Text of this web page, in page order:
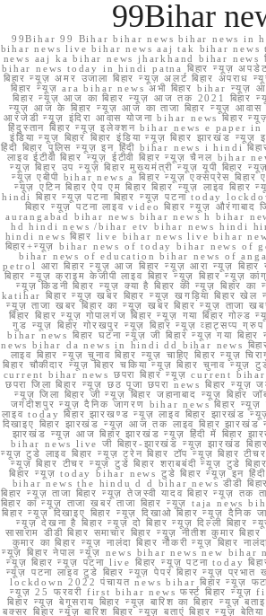
99Bihar
99Bihar 99 Bihar bihar news bihar news in
bihar news live bihar news aaj tak bihar
news aaj ka bihar news jharkhand bihar news
bihar news today in hindi patna बिहार न्यूज़ अपडेट
बिहार न्यूज़ अमर उजाला बिहार न्यूज़ अलर्ट बिहार
बिहार न्यूज़ ara bihar news अभी बिहार bihar
बिहार न्यूज़ आज का बिहार न्यूज़ आज तक 2021 बिहार
न्यूज़ आज के बिहार न्यूज़ आज का ताजा बिहार न्यूज़ आवास
आरजेडी न्यूज़ इंदिरा आवास योजना bihar news बिहार न्यूज़
हिंदुस्तान बिहार न्यूज़ इलेक्शन bihar news e paper
इंडिया न्यूज़ बिहार बिहार इंडिया न्यूज़ बिहार झारखंड न्यूज़
हिंदी बिहार पुलिस न्यूज़ इन हिंदी bihar news i hindi बिहार
लाइव ईटीवी बिहार न्यूज़ ईटीवी बिहार न्यूज़ चैनल bihar
न्यूज़ बिहार उप न्यूज़ बिहार मुख्यमंत्री न्यूज़ यूपी बिहार न्यूज़
न्यूज़ एबीपी bihar news a बिहार न्यूज़ एक्सप्रेस
न्यूज़ एटिन बिहार ऐप एम बिहार बिहार न्यूज़ लाइव
hindi बिहार न्यूज़ पटना बिहार न्यूज़ पटना today
बिहार न्यूज़ पटना लाइव video बिहार न्यूज़ औरंगाबाद
aurangabad bihar news bihar news h bihar
hd hindi news /bihar etv bihar news hindi
hindi news बिहार live bihar news live bihar
बिहार+न्यूज़ bihar news of today bihar news of
bihar news of education bihar news of
petrol आरा बिहार न्यूज़ आज बिहार न्यूज़ आरा न्यूज़
बिहार न्यूज़ क्राइम केजीपी लाइव बिहार न्यूज़ बिहार न्यूज़
न्यूज़ किडनी बिहार न्यूज़ क्या है बिहार की न्यूज़ बिहार
katihar बिहार न्यूज़ खबर बिहार न्यूज़ खगड़िया बिहार खेल
न्यूज़ ताजा खबर बिहार का न्यूज़ खबर बिहार न्यूज़ ताजा
बिहार बिहार न्यूज़ गोपालगंज बिहार न्यूज़ गया बिहार गोल्ड
गुड न्यूज़ बिहार गोरखपुर न्यूज़ बिहार न्यूज़ व्हाट्सप्प
bihar news बिहार घटना न्यूज़ जी बिहार न्यूज़ गया
news bihar da news in hindi dd bihar news
लाइव बिहार न्यूज़ चुनाव बिहार न्यूज़ चाहिए बिहार न्यूज़
बिहार चौकीदार न्यूज़ बिहार चकिया न्यूज़ बिहार चुनाव न्यूज़
current bihar news छपरा बिहार न्यूज़ current
छपरा जिला बिहार न्यूज़ छठ पूजा छपरा news बिहार न्यूज़
न्यूज़ जिला बिहार जी न्यूज़ बिहार जहानाबाद न्यूज़ बिहार
जगदीशपुर न्यूज़ दैनिक जागरण bihar news बिहार न्यूज़
लाइव today बिहार झारखण्ड न्यूज़ लाइव बिहार झारखंड
दिखाइए बिहार झारखंड न्यूज़ आज तक लाइव बिहार झारखंड
झारखंड न्यूज़ आज बिहार झारखंड न्यूज़ हिंदी में बिहार
bihar news live जी बिहार-झारखंड न्यूज़ झारखंड बिहार
न्यूज़ टुडे लाइव बिहार न्यूज़ ट्रेन बिहार टॉप न्यूज़ बिहार
न्यूज़ बिहार टीचर न्यूज़ टुडे बिहार शराबबंदी न्यूज़ टुडे
बिहार न्यूज़ today bihar news टुडे बिहार न्यूज़ इन
bihar news the hindu d d bihar news डीडी
बिहार न्यूज़ ताजा बिहार न्यूज़ तेजस्वी यादव बिहार न्यूज़ तक
बिहार का न्यूज़ ताजा खबर ताजा बिहार न्यूज़ taja news
बिहार न्यूज़ दिखाइए बिहार न्यूज़ दिखाओ बिहार न्यूज़ दैनिक
न्यूज़ देखना है बिहार न्यूज़ दो बिहार न्यूज़ दिल्ली बिहार
सासाराम डीडी बिहार समाचार बिहार न्यूज़ नीतीश कुमार
कुमार का बिहार न्यूज़ नालंदा बिहार नौकरी न्यूज़ बिहार
न्यूज़ बिहार नेपाल न्यूज़ news bihar news new bihar
न्यूज़ बिहार न्यूज़ पटना live बिहार न्यूज़ पटना today
न्यूज़ पटना लाइव टुडे बिहार न्यूज़ पेपर बिहार न्यूज़ प्रभात
lockdown 2022 पंचायत news bihar बिहार न्यूज़
न्यूज़ 25 फरवरी first bihar news फर्स्ट बिहार न्यूज़
बिहार न्यूज़ बेगूसराय बिहार न्यूज़ बारिश का बिहार न्यूज़
बक्सर बिहार न्यूज़ बारिश बिहार न्यूज़ बताएं बिहार न्यूज़